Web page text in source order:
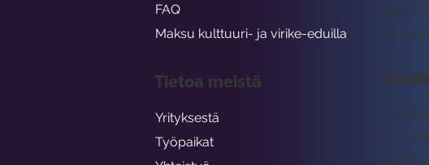
045
00510
FAQ
Maksu kulttuuri- ja virike-eduilla
Tietoa meistä
Yrityksestä
Työpaikat